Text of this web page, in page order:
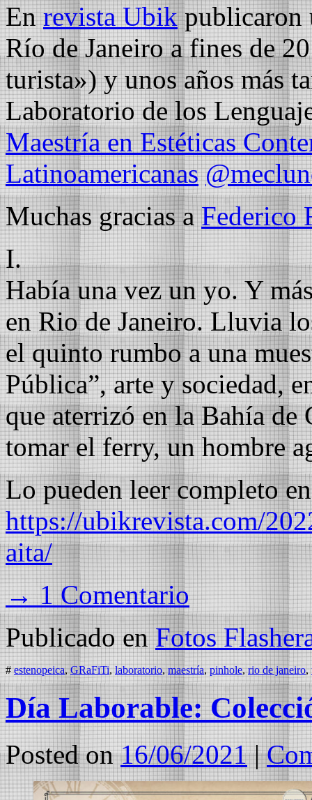
Enrevista Ubikpublicaron
Río de Janeiro a fines de
turista») y unos años más
Laboratorio de los
Maestría en Estéticas
Latinoamericanas
Muchas gracias aFederico
I.
Había una vez un yo. Y
en Rio de Janeiro. Lluvia
el quinto rumbo a una
Pública”, arte y sociedad,
que aterrizó en la Bahía de
tomar el ferry, un hombre
Lo pueden leer completo en
https://ubikrevista.com/
aita/
→ 1 Comentario
Publicado en Fotos
# estenopeica,GRaFiTi, laboratorio,maestría,pinhole,rio de janeiro,
Día Laborable:
Posted on 16/06/2021 |